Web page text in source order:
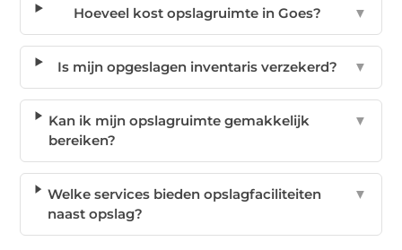
Hoeveel kost opslagruimte in Goes? ▼
Is mijn opgeslagen inventaris verzekerd? ▼
Kan ik mijn opslagruimte gemakkelijk
bereiken?
▼
Welke services bieden opslagfaciliteiten
naast opslag?
▼